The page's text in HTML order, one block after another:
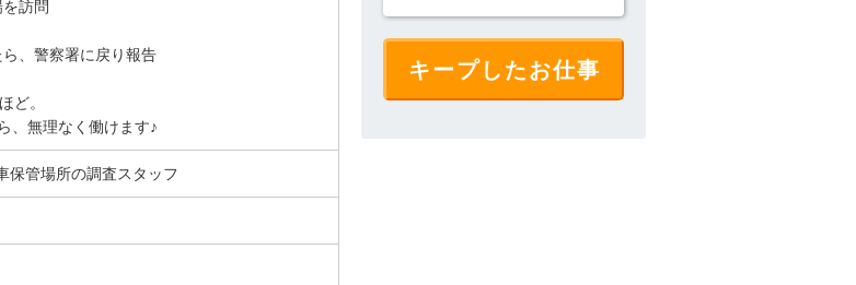
訪問
、警察署に戻り報告
ど。
、無理なく働けます♪
保管場所の調査スタッフ
キープしたお仕事